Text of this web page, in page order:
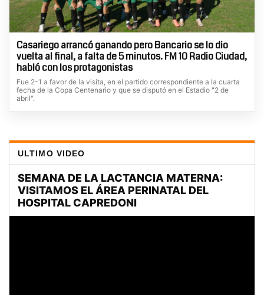
Casariego arrancó ganando pero Bancario se lo dio
vuelta al final, a falta de 5 minutos. FM 10 Radio Ciudad,
habló con los protagonistas
Fue 2-1 a favor de la visita, en el partido correspondiente a la cuarta
fecha de la Copa Centenario y que se disputó en el Estadio "2 de
abril".
ULTIMO VIDEO